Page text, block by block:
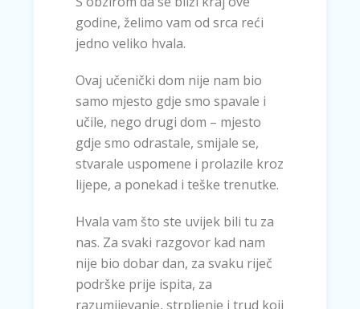
godine, želimo vam od srca reći
jedno veliko hvala.
Ovaj učenički dom nije nam bio
samo mjesto gdje smo spavale i
učile, nego drugi dom – mjesto
gdje smo odrastale, smijale se,
stvarale uspomene i prolazile kroz
lijepe, a ponekad i teške trenutke.
Hvala vam što ste uvijek bili tu za
nas. Za svaki razgovor kad nam
nije bio dobar dan, za svaku riječ
podrške prije ispita, za
razumijevanje, strpljenje i trud koji